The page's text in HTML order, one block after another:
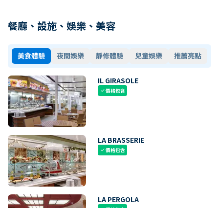
餐廳、設施、娛樂、美容
美食體驗 夜間娛樂 靜修體驗 兒童娛樂 推薦亮點
IL GIRASOLE
check價格包含
LA BRASSERIE
check價格包含
LA PERGOLA